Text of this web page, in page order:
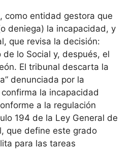
como entidad gestora que
deniega) la incapacidad, y
que revisa la decisión:
lo Social y, después, el
El tribunal descarta la
denunciada por la
la incapacidad
a la regulación
194 de la Ley General de
que define este grado
para las tareas